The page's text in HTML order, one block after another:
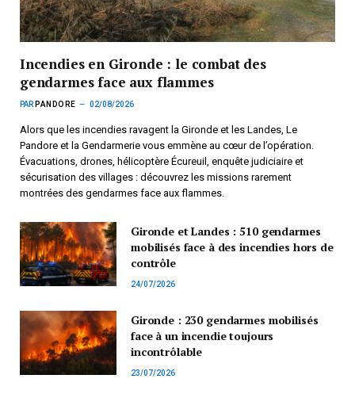
Incendies en Gironde : le combat des
gendarmes face aux flammes
PAR PANDORE 02/08/2026
Alors que les incendies ravagent la Gironde et les Landes, Le
Pandore et la Gendarmerie vous emmène au cœur de l’opération.
Évacuations, drones, hélicoptère Écureuil, enquête judiciaire et
sécurisation des villages : découvrez les missions rarement
montrées des gendarmes face aux flammes.
Gironde et Landes : 510 gendarmes
mobilisés face à des incendies hors de
contrôle
24/07/2026
Gironde : 230 gendarmes mobilisés
face à un incendie toujours
incontrôlable
23/07/2026